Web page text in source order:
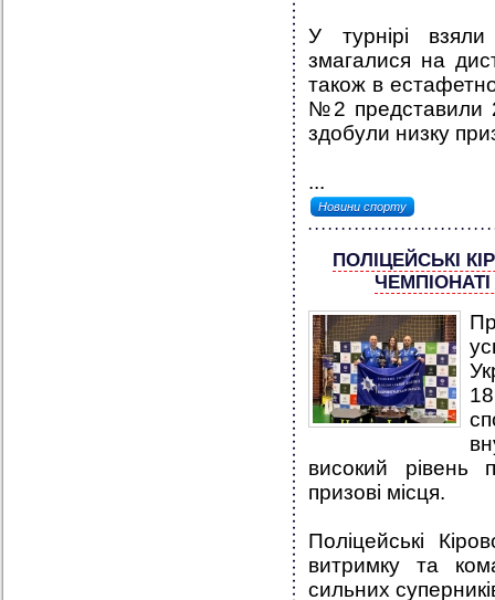
У турнірі
змагалися на
також в
№2 представили
здобули низку
...
Новини спорту
ПОЛІЦЕЙСЬКІ
високий рівень
призові місця.
Поліцейські
витримку та
сильних